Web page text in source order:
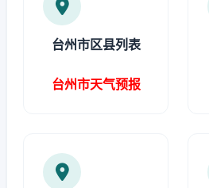
台州市区县列表
台州市天气预报